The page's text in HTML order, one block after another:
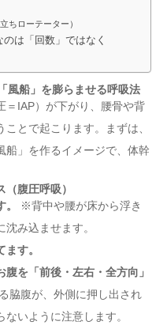
ちローテーター）
は「回数」ではなく
風船」を膨らませる呼吸法
＝IAP）が下がり、腰骨や背
とで起こります。まずは、
船」を作るイメージで、体幹
（腹圧呼吸）
※背中や腰が床から浮き
み込ませます。
す。
を「前後・左右・全方向」
脇腹が、外側に押し出され
いように注意します。